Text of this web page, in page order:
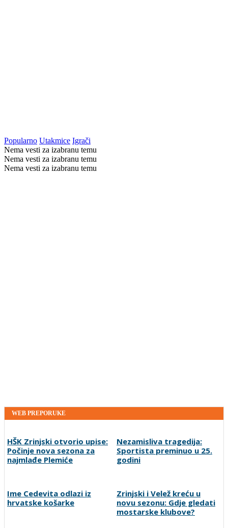
Popularno Utakmice Igrači
Nema vesti za izabranu temu
Nema vesti za izabranu temu
Nema vesti za izabranu temu
WEB PREPORUKE
HŠK Zrinjski otvorio upise:
Počinje nova sezona za
najmlađe Plemiće
Nezamisliva tragedija:
Sportista preminuo u 25.
godini